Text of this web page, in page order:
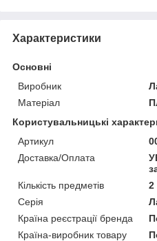
Характеристики
Основні
Виробник
Матеріал
Користувальницькі
Артикул
Доставка/Оплата
Кількість предметів
2
Серія
Країна реєстрації бренда
Країна-виробник товару